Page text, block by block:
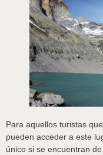
Para aquellos turistas
pueden acceder a este
único si se encuentran